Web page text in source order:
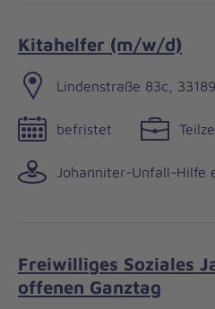
Kitahelfer (m/w/d)
Lindenstraße 83c,
befristet
Johanniter-Unfall-Hilfe
Freiwilliges Soziales
offenen Ganztag